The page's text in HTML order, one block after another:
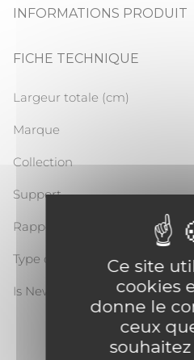
INFORMATIONS PRODUIT
FICHE TECHNIQUE
Largeur totale (cm)
Marque
Collection
Support
Rapport Vertical
Type de raccord
Is New
Ce site
cookies
donne le
ceux